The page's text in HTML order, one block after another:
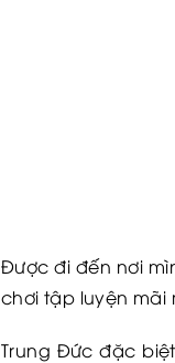
Được đi đến nơi
chơi tập luyện mãi
Trung Đức đặc